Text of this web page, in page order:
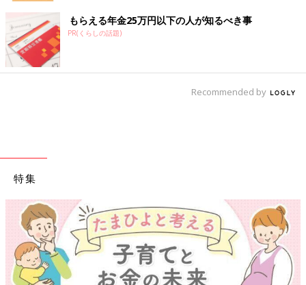
もらえる年金25万円以下の人が知るべき事
PR(くらしの話題)
Recommended by
特集